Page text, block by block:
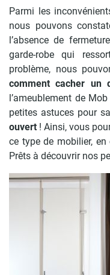
Parmi les
nous pouvons
l’absence de
garde-robe qui
problème, nous
comment cacher un
l’ameublement de
petites astuces pour
ouvert ! Ainsi, vous
ce type de mobilier,
Prêts à découvrir nos